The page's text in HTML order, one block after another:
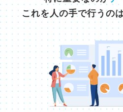
これを人の手で行うの